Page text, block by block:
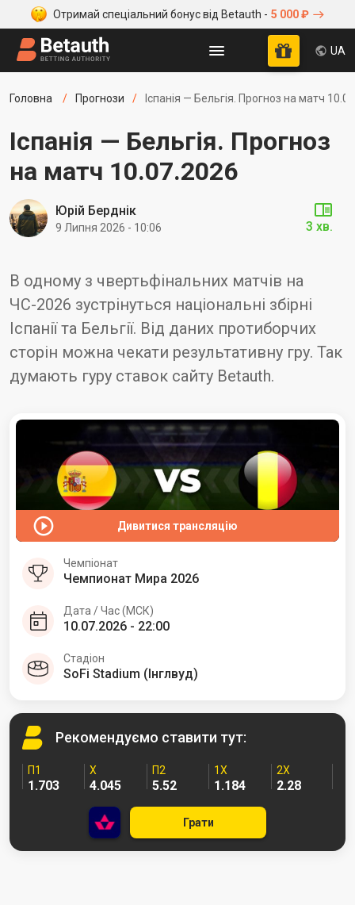
Отримай спеціальний бонус від Betauth - 5 000 ₽
UA
Головна Прогнози Іспанія — Бельгія. Прогноз на матч
Іспанія — Бельгія. Прогноз
на матч 10.07.2026
В одному з чвертьфінальних матчів на
ЧС-2026 зустрінуться національні збірні
Іспанії та Бельгії. Від даних протиборчих
сторін можна чекати результативну гру. Так
думають гуру ставок сайту Betauth.
Юрій Берднік
9 Липня 2026 - 10:06 3 хв.
Дивитися трансляцію
Чемпіонат
Чемпионат Мира 2026
Дата / Час (МСК)
10.07.2026 - 22:00
Стадіон
SoFi Stadium (Інглвуд)
Рекомендуємо ставити тут:
П1
1.703
Х
4.045
П2
5.52
1X
1.184
2X
2.28
Грати